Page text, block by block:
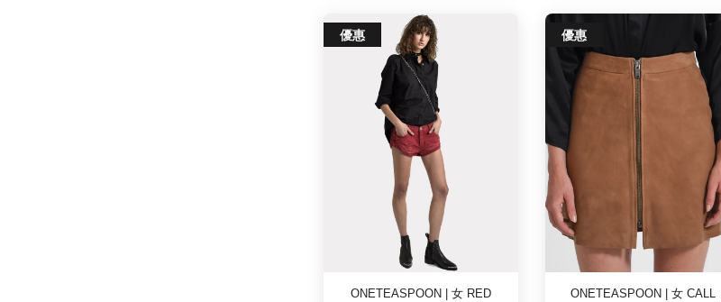
優惠
ONETEASPOON | 女 RED
優惠
ONETEASPOON | 女 CALL